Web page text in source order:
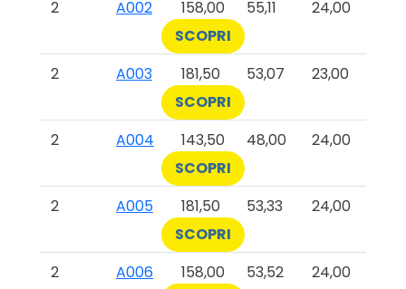
2
A002 158,00 55,11
24,00
SCOPRI
2
A003 181,50 53,07
23,00
SCOPRI
2
A004 143,50 48,00
24,00
SCOPRI
2
A005 181,50 53,33
24,00
SCOPRI
2
A006 158,00 53,52
24,00